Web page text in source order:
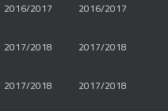
2016/2017 2016/2017
2017/2018 2017/2018
2017/2018 2017/2018